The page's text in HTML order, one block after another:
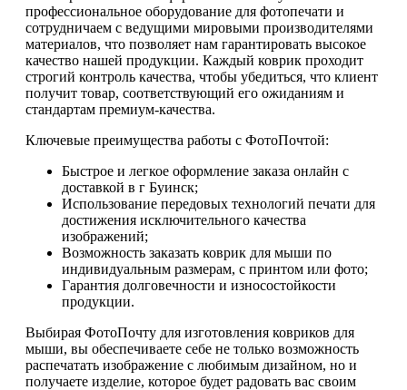
профессиональное оборудование для фотопечати и
сотрудничаем с ведущими мировыми производителями
материалов, что позволяет нам гарантировать высокое
качество нашей продукции. Каждый коврик проходит
строгий контроль качества, чтобы убедиться, что клиент
получит товар, соответствующий его ожиданиям и
стандартам премиум-качества.
Ключевые преимущества работы с ФотоПочтой:
Быстрое и легкое оформление заказа онлайн с
доставкой в г Буинск;
Использование передовых технологий печати для
достижения исключительного качества
изображений;
Возможность заказать коврик для мыши по
индивидуальным размерам, с принтом или фото;
Гарантия долговечности и износостойкости
продукции.
Выбирая ФотоПочту для изготовления ковриков для
мыши, вы обеспечиваете себе не только возможность
распечатать изображение с любимым дизайном, но и
получаете изделие, которое будет радовать вас своим